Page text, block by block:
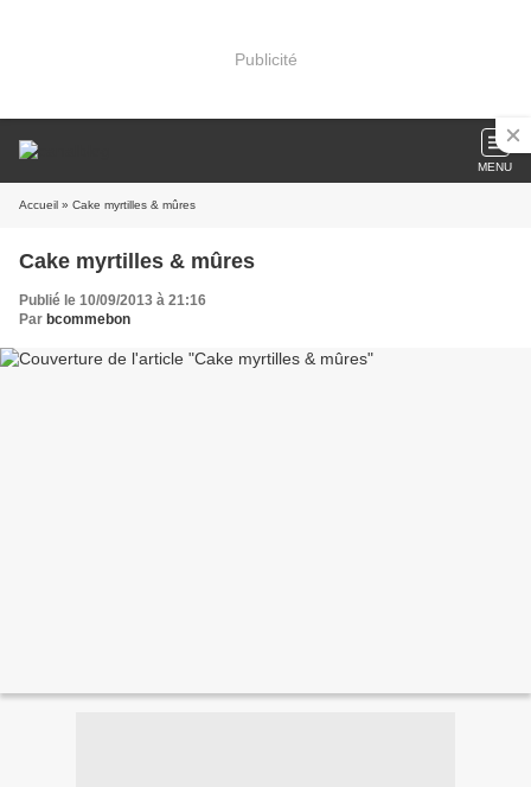
Publicité
MENU
Accueil » Cake myrtilles & mûres
Cake myrtilles & mûres
Publié le 10/09/2013 à 21:16
Par bcommebon